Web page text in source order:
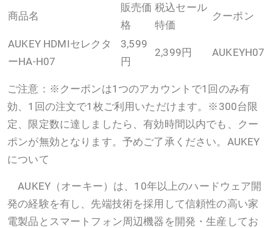
商品名
販売価
格
税込セール
特価
クーポン
AUKEY HDMIセレクタ
ーHA-H07
3,599
円
2,399円 AUKEYH07
ご注意：※クーポンは1つのアカウントで1回のみ有
効、1回の注文で1枚ご利用いただけます。※300台限
定、限定数に達しましたら、有効時間以内でも、クー
ポンが無効となります。予めご了承ください。AUKEY
について
AUKEY（オーキー）は、10年以上のハードウェア開
発の経験を有し、先端技術を採用して信頼性の高い家
電製品とスマートフォン周辺機器を開発・生産してお